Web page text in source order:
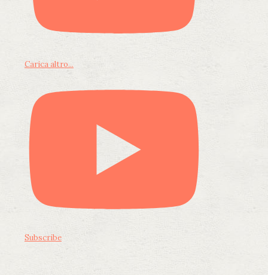
Carica altro...
Subscribe